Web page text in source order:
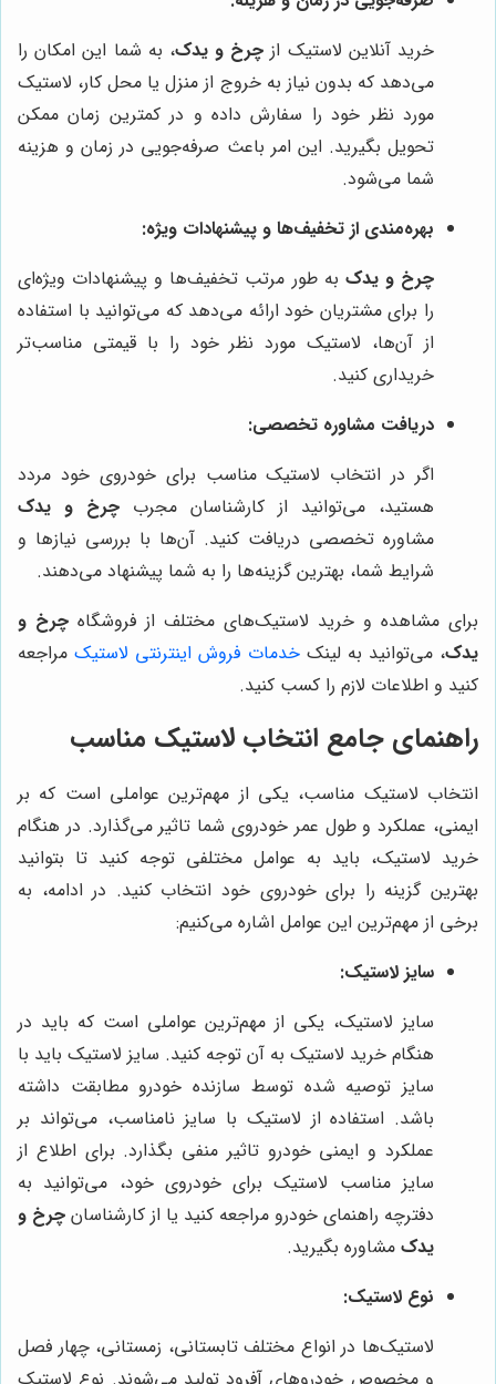
خرید آنلاین لاستیک از چرخ و یدک، به شما این امکان را
می‌دهد که بدون نیاز به خروج از منزل یا محل کار، لاستیک
مورد نظر خود را سفارش داده و در کمترین زمان ممکن
تحویل بگیرید. این امر باعث صرفه‌جویی در زمان و هزینه
شما می‌شود.
بهره‌مندی از تخفیف‌ها و پیشنهادات ویژه:
چرخ و یدک به طور مرتب تخفیف‌ها و پیشنهادات ویژه‌ای
را برای مشتریان خود ارائه می‌دهد که می‌توانید با استفاده
از آن‌ها، لاستیک مورد نظر خود را با قیمتی مناسب‌تر
خریداری کنید.
دریافت مشاوره تخصصی:
اگر در انتخاب لاستیک مناسب برای خودروی خود مردد
هستید، می‌توانید از کارشناسان مجرب چرخ و یدک
مشاوره تخصصی دریافت کنید. آن‌ها با بررسی نیازها و
شرایط شما، بهترین گزینه‌ها را به شما پیشنهاد می‌دهند.
برای مشاهده و خرید لاستیک‌های مختلف از فروشگاه چرخ و
یدک، می‌توانید به لینکخدمات فروش اینترنتی لاستیکمراجعه
کنید و اطلاعات لازم را کسب کنید.
راهنمای جامع انتخاب لاستیک مناسب
انتخاب لاستیک مناسب، یکی از مهم‌ترین عواملی است که بر
ایمنی، عملکرد و طول عمر خودروی شما تاثیر می‌گذارد. در هنگام
خرید لاستیک، باید به عوامل مختلفی توجه کنید تا بتوانید
بهترین گزینه را برای خودروی خود انتخاب کنید. در ادامه، به
برخی از مهم‌ترین این عوامل اشاره می‌کنیم:
سایز لاستیک:
سایز لاستیک، یکی از مهم‌ترین عواملی است که باید در
هنگام خرید لاستیک به آن توجه کنید. سایز لاستیک باید با
سایز توصیه شده توسط سازنده خودرو مطابقت داشته
باشد. استفاده از لاستیک با سایز نامناسب، می‌تواند بر
عملکرد و ایمنی خودرو تاثیر منفی بگذارد. برای اطلاع از
سایز مناسب لاستیک برای خودروی خود، می‌توانید به
دفترچه راهنمای خودرو مراجعه کنید یا از کارشناسان چرخ و
یدک مشاوره بگیرید.
نوع لاستیک:
لاستیک‌ها در انواع مختلف تابستانی، زمستانی، چهار فصل